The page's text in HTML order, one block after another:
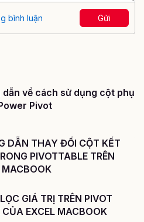
bình luận Gửi
dẫn về cách sử dụng cột phụ
Pivot
DẪN THAY ĐỔI CỘT KẾT
PIVOTTABLE TRÊN
MACBOOK
GIÁ TRỊ TRÊN PIVOT
CỦA EXCEL MACBOOK